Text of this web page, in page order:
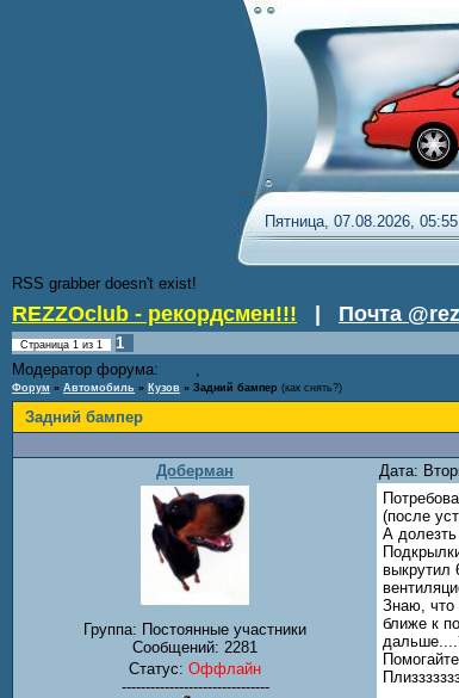
Пятница,
RSS grabber doesn't exist!
REZZOclub - рекордсмен!!! Почта
Страница 1 из 1
1
Модератор форума:
,
Форум » Автомобиль » Кузов » Задний бампер (как снять?)
Задний бампер
Доберман Дата:
Группа: Постоянные участники
Сообщений: 2281
Статус: Оффлайн
-------------------------------
(после
А
выкрутил
Знаю, что
ближе к